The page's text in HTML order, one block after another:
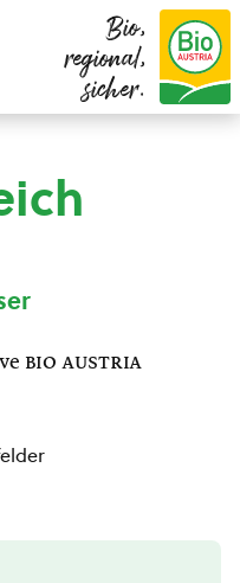
Bio,
regional,
sicher.
bio austria